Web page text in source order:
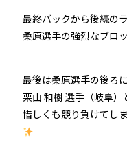
最終バックから後続の
桑原選手の強烈なブロ
最後は桑原選手の後ろ
栗山 和樹 選手（岐阜
惜しくも競り負けてし